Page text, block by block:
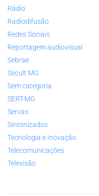
Rádio
Radiodifusão
Redes Sociais
Reportagem audiovisual
Sebrae
Secult MG
Sem categoria
SERT-MG
Servas
Sintonizados
Tecnologia e Inovação
Telecomunicações
Televisão